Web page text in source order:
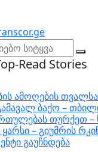
Read Stories
ამოღების
ბაქო –
თურქეთ –
– გიუმრის
გაუჩნდება